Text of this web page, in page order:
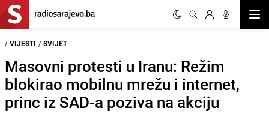
/ VIJESTI / SVIJET
Masovni protesti u Iranu: Režim
blokirao mobilnu mrežu i internet,
princ iz SAD-a poziva na akciju